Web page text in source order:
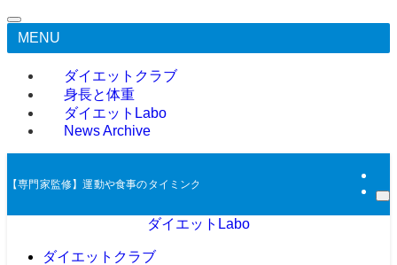
MENU
ダイエットクラブ
身長と体重
ダイエットLabo
News Archive
【専門家監修】運動や食事のタイミング等により体重や体脂肪を調整するダイ
ダイエットLabo
ダイエットクラブ